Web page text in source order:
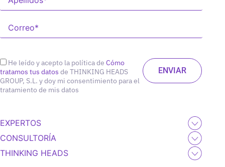
He leído y acepto la política de Cómo
tratamos tus datos de THINKING HEADS
GROUP, S.L. y doy mi consentimiento para el
tratamiento de mis datos
EXPERTOS
CONSULTORÍA
THINKING HEADS